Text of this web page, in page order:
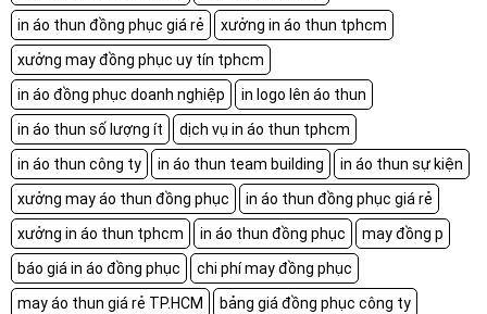
in áo thun đồng phục giá rẻ
xưởng in áo thun tphcm
xưởng may đồng phục uy tín tphcm
in áo đồng phục doanh nghiệp
in logo lên áo thun
in áo thun số lượng ít
dịch vụ in áo thun tphcm
in áo thun công ty
in áo thun team building
in áo thun sự kiện
xưởng may áo thun đồng phục
in áo thun đồng phục giá rẻ
xưởng in áo thun tphcm
in áo thun đồng phục
may đồng p
báo giá in áo đồng phục
chi phí may đồng phục
may áo thun giá rẻ TP.HCM
bảng giá đồng phục công ty